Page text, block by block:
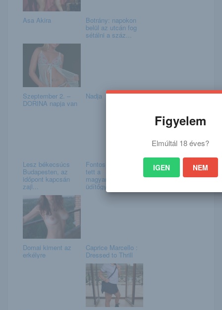
Asa Akira Botrány: napokon
belül az utcán fog
sétálni a száz...
Szeptember 2. –
DORINA napja van
Nadja
Lesz békecsúcs
Budapesten, az
időpont kapcsán
zajl...
Fontos bejelentést
tett a
magyarországi
üdítőgyárt...
Domai kiment az
erkélyre
Caprice Marcello :
Dressed to Thrill
Figyelem
Elmúltál 18 éves?
IGEN NEM